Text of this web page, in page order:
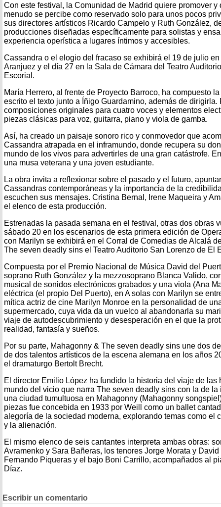
Con este festival, la Comunidad de Madrid quiere promover y
menudo se percibe como reservado solo para unos pocos
sus directores artísticos Ricardo Campelo y Ruth González,
producciones diseñadas específicamente para solistas y
experiencia operística a lugares íntimos y accesibles.
Cassandra o el elogio del fracaso se exhibirá el 19 de julio
Aranjuez y el día 27 en la Sala de Cámara del Teatro
Escorial.
María Herrero, al frente de Proyecto Barroco, ha compuesto
escrito el texto junto a Íñigo Guardamino, además de dirigirla.
composiciones originales para cuatro voces y elementos
piezas clásicas para voz, guitarra, piano y viola de gamba.
Así, ha creado un paisaje sonoro rico y conmovedor que
Cassandra atrapada en el inframundo, donde recupera su
mundo de los vivos para advertirles de una gran catástrofe.
una musa veterana y una joven estudiante.
La obra invita a reflexionar sobre el pasado y el futuro,
Cassandras contemporáneas y la importancia de la
escuchen sus mensajes. Cristina Bernal, Irene Maqueira y
el elenco de esta producción.
Estrenadas la pasada semana en el festival, otras dos obras
sábado 20 en los escenarios de esta primera edición de
con Marilyn se exhibirá en el Corral de Comedias de Alcalá
The seven deadly sins el Teatro Auditorio San Lorenzo de El
Compuesta por el Premio Nacional de Música David del
soprano Ruth González y la mezzosoprano Blanca Valido,
musical de sonidos electrónicos grabados y una viola (Ana
eléctrica (el propio Del Puerto), en A solas con Marilyn se
mítica actriz de cine Marilyn Monroe en la personalidad de
supermercado, cuya vida da un vuelco al abandonarla su
viaje de autodescubrimiento y desesperación en el que la
realidad, fantasía y sueños.
Por su parte, Mahagonny & The seven deadly sins une dos
de dos talentos artísticos de la escena alemana en los años
el dramaturgo Bertolt Brecht.
El director Emilio López ha fundido la historia del viaje de las
mundo del vicio que narra The seven deadly sins con la de
una ciudad tumultuosa en Mahagonny (Mahagonny
piezas fue concebida en 1933 por Weill como un ballet
alegoría de la sociedad moderna, explorando temas como el
y la alienación.
El mismo elenco de seis cantantes interpreta ambas obras:
Avramenko y Sara Bañeras, los tenores Jorge Morata y
Fernando Piqueras y el bajo Boni Carrillo, acompañados al
Díaz.
Escribir un comentario